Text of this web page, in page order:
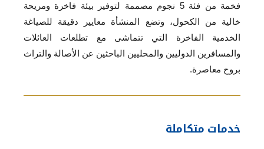
فخمة من فئة 5 نجوم مصممة لتوفير بيئة فاخرة ومريحة
خالية من الكحول، وتضع المنشأة معايير دقيقة للصياغة
الخدمية الفاخرة التي تتماشى مع تطلعات العائلات
والمسافرين الدوليين والمحليين الباحثين عن الأصالة والتراث
بروح معاصرة.
خدمات متكاملة